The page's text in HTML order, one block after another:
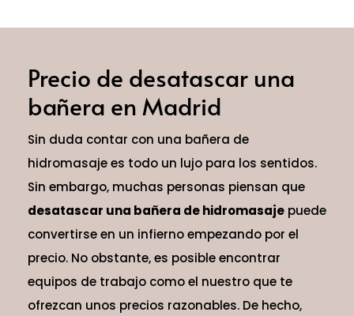
Precio de desatascar una
bañera en Madrid
Sin duda contar con una bañera de
hidromasaje es todo un lujo para los sentidos.
Sin embargo, muchas personas piensan que
desatascar una bañera de hidromasaje puede
convertirse en un infierno empezando por el
precio. No obstante, es posible encontrar
equipos de trabajo como el nuestro que te
ofrezcan unos precios razonables. De hecho,